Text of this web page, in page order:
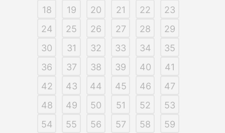
18
19 20 21 22
23
24
25 26 27 28
29
30
31 32 33 34
35
36
37 38 39 40
41
42
43 44 45 46
47
48
49 50 51 52
53
54
55 56 57 58
59